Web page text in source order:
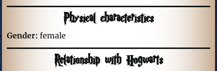
Physical characteristics
Gender: female
Relationship with Hogwarts